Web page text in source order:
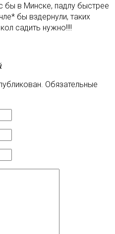
бы в Минске, падлу быстрее
бы вздернули, таких
садить нужно!!!!
Обязательные